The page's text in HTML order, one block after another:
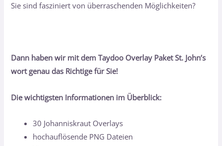
Sie sind fasziniert von überraschenden Möglichkeiten?
Dann haben wir mit dem Taydoo Overlay Paket St. John’s
wort genau das Richtige für Sie!
Die wichtigsten Informationen im Überblick:
30 Johanniskraut Overlays
hochauflösende PNG Dateien